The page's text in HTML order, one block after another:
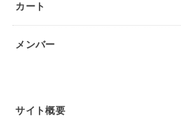
カート
メンバー
サイト概要